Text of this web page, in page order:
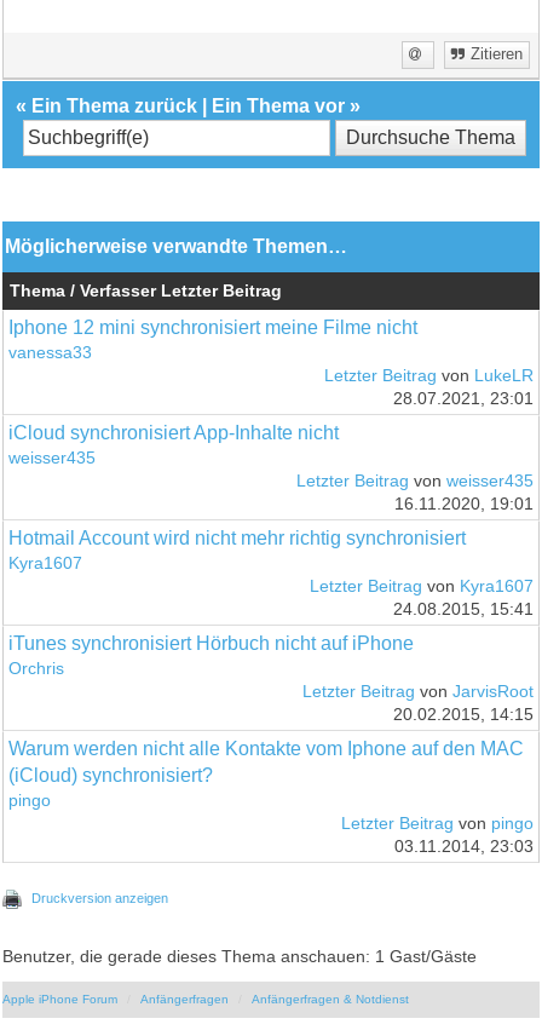
Zitieren
« Ein Thema zurück Ein Thema vor »
Möglicherweise verwandte Themen…
Thema / Verfasser Letzter Beitrag
Iphone 12 mini synchronisiert meine Filme nicht
vanessa33
Letzter Beitrag von LukeLR
28.07.2021, 23:01
iCloud synchronisiert App-Inhalte nicht
weisser435
Letzter Beitrag von weisser435
16.11.2020, 19:01
Hotmail Account wird nicht mehr richtig synchronisiert
Kyra1607
Letzter Beitrag von Kyra1607
24.08.2015, 15:41
iTunes synchronisiert Hörbuch nicht auf iPhone
Orchris
Letzter Beitrag von JarvisRoot
20.02.2015, 14:15
Warum werden nicht alle Kontakte vom Iphone auf den MAC
(iCloud) synchronisiert?
pingo
Letzter Beitrag von pingo
03.11.2014, 23:03
Druckversion anzeigen
Benutzer, die gerade dieses Thema anschauen: 1 Gast/Gäste
Apple iPhone Forum Anfängerfragen Anfängerfragen & Notdienst